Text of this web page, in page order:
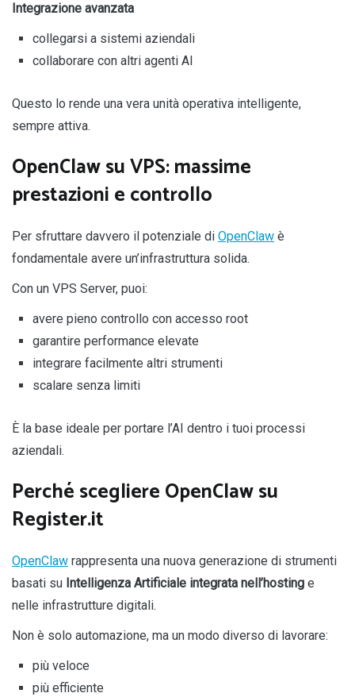
Integrazione avanzata
collegarsi a sistemi aziendali
collaborare con altri agenti AI
Questo lo rende una vera unità operativa intelligente,
sempre attiva.
OpenClaw su VPS: massime
prestazioni e controllo
Per sfruttare davvero il potenziale di OpenClaw è
fondamentale avere un’infrastruttura solida.
Con un VPS Server, puoi:
avere pieno controllo con accesso root
garantire performance elevate
integrare facilmente altri strumenti
scalare senza limiti
È la base ideale per portare l’AI dentro i tuoi processi
aziendali.
Perché scegliere OpenClaw su
Register.it
OpenClaw rappresenta una nuova generazione di strumenti
basati su Intelligenza Artificiale integrata nell’hosting e
nelle infrastrutture digitali.
Non è solo automazione, ma un modo diverso di lavorare:
più veloce
più efficiente